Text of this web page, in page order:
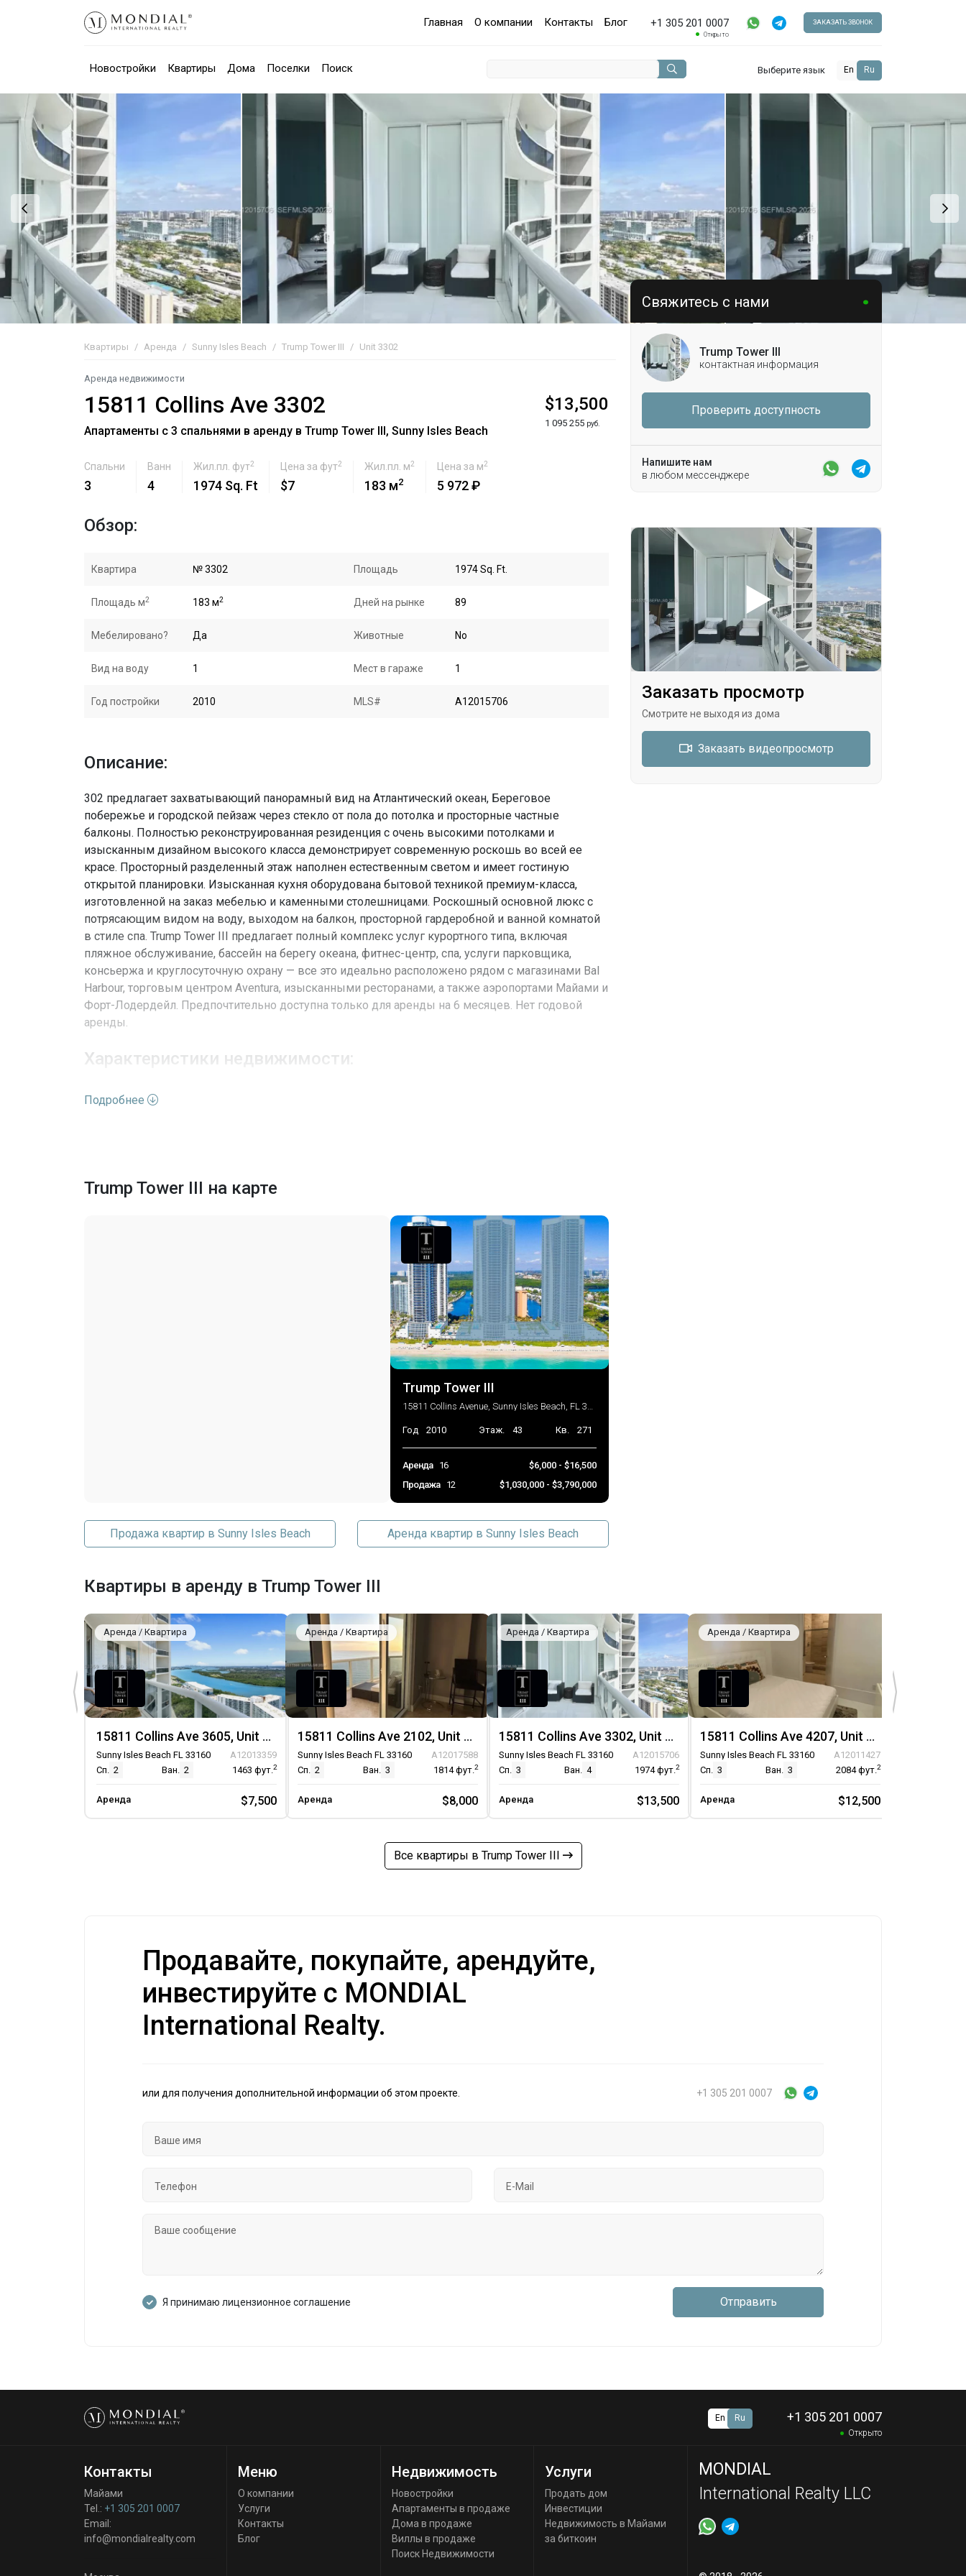
Главная О компании Контакты Блог +1 305 201 0007
Открыто
ЗАКАЗАТЬ ЗВОНОК
Новостройки Квартиры Дома Поселки Поиск Выберите язык En Ru
Квартиры Аренда Sunny Isles Beach Trump Tower III Unit 3302
Аренда недвижимости
15811 Collins Ave 3302
Апартаменты с 3 спальнями в аренду в Trump Tower III, Sunny Isles Beach
$13,500
1 095 255 руб.
Спальни
3
Ванн
4
Жил.пл. фут2
1974 Sq. Ft
Цена за фут2
$7
Жил.пл. м2
183 м2
Цена за м2
5 972 ₽
Обзор:
Квартира № 3302 Площадь 1974 Sq. Ft.
Площадь м2 183 м2 Дней на рынке 89
Мебелировано? Да Животные No
Вид на воду 1 Мест в гараже 1
Год постройки 2010 MLS# A12015706
Описание:
302 предлагает захватывающий панорамный вид на Атлантический океан, Береговое
побережье и городской пейзаж через стекло от пола до потолка и просторные частные
балконы. Полностью реконструированная резиденция с очень высокими потолками и
изысканным дизайном высокого класса демонстрирует современную роскошь во всей ее
красе. Просторный разделенный этаж наполнен естественным светом и имеет гостиную
открытой планировки. Изысканная кухня оборудована бытовой техникой премиум-класса,
изготовленной на заказ мебелью и каменными столешницами. Роскошный основной люкс с
потрясающим видом на воду, выходом на балкон, просторной гардеробной и ванной комнатой
в стиле спа. Trump Tower III предлагает полный комплекс услуг курортного типа, включая
пляжное обслуживание, бассейн на берегу океана, фитнес-центр, спа, услуги парковщика,
консьержа и круглосуточную охрану — все это идеально расположено рядом с магазинами Bal
Harbour, торговым центром Aventura, изысканными ресторанами, а также аэропортами Майами и
Форт-Лодердейл. Предпочтительно доступна только для аренды на 6 месяцев. Нет годовой
аренды.
Характеристики недвижимости:
Адрес
Выход к океану, Берег океана
2026-05-08 22:03:12
Подробнее
Trump Tower III на карте
Trump Tower III
15811 Collins Avenue, Sunny Isles Beach, FL 33160
Год 2010 Этаж. 43 Кв. 271
Аренда 16
$6,000 - $16,500
Продажа
12 $1,030,000 - $3,790,000
Продажа квартир в Sunny Isles Beach Аренда квартир в Sunny Isles Beach
Свяжитесь с нами
Trump Tower III
контактная информация
Проверить доступность
Напишите нам
в любом мессенджере
Заказать просмотр
Смотрите не выходя из дома
Заказать видеопросмотр
Квартиры в аренду в Trump Tower III
Аренда / Квартира
15811 Collins Ave 3605, Unit 3605
Sunny Isles Beach FL 33160
A12013359
Сп. 2 Ван. 2 1463 фут.2
Аренда $7,500
Аренда / Квартира
15811 Collins Ave 2102, Unit 2102
Sunny Isles Beach FL 33160
A12017588
Сп. 2 Ван. 3 1814фут.2
Аренда $8,000
Аренда / Квартира
15811 Collins Ave 3302, Unit 3302
Sunny Isles Beach FL 33160
A12015706
Сп. 3 Ван. 4 1974фут.2
Аренда $13,500
Аренда / Квартира
15811 Collins Ave 4207, Unit 4207
Sunny Isles Beach FL 33160
A12011427
Сп. 3 Ван. 3 2084фут.2
Аренда $12,500
Все квартиры в Trump Tower III
Продавайте, покупайте, арендуйте,
инвестируйте с MONDIAL
International Realty.
или для получения дополнительной информации об этом проекте. +1 305 201 0007
Я принимаю лицензионное соглашение Отправить
En Ru +1 305 201 0007
Открыто
Контакты
Майами
Tel.: +1 305 201 0007
Email:
info@mondialrealty.com
Меню
О компании
Услуги
Контакты
Блог
Недвижимость
Новостройки
Апартаменты в продаже
Дома в продаже
Виллы в продаже
Поиск Недвижимости
Услуги
Продать дом
Инвестиции
Недвижимость в Майами
за биткоин
MONDIAL
International Realty LLC